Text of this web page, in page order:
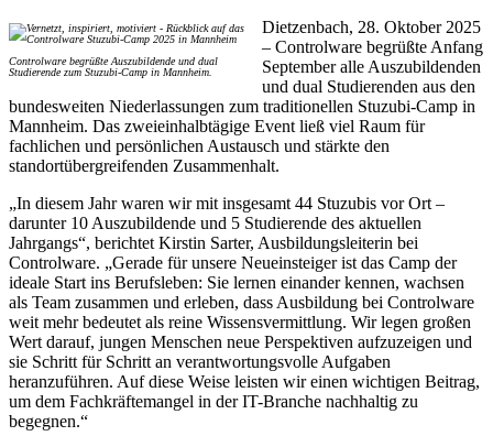
Controlware begrüßte Auszubildende und dual
Studierende zum Stuzubi-Camp in Mannheim.
Dietzenbach, 28. Oktober 2025
– Controlware begrüßte Anfang
September alle Auszubildenden
und dual Studierenden aus den
bundesweiten Niederlassungen zum traditionellen Stuzubi-Camp in
Mannheim. Das zweieinhalbtägige Event ließ viel Raum für
fachlichen und persönlichen Austausch und stärkte den
standortübergreifenden Zusammenhalt.
„In diesem Jahr waren wir mit insgesamt 44 Stuzubis vor Ort –
darunter 10 Auszubildende und 5 Studierende des aktuellen
Jahrgangs“, berichtet Kirstin Sarter, Ausbildungsleiterin bei
Controlware. „Gerade für unsere Neueinsteiger ist das Camp der
ideale Start ins Berufsleben: Sie lernen einander kennen, wachsen
als Team zusammen und erleben, dass Ausbildung bei Controlware
weit mehr bedeutet als reine Wissensvermittlung. Wir legen großen
Wert darauf, jungen Menschen neue Perspektiven aufzuzeigen und
sie Schritt für Schritt an verantwortungsvolle Aufgaben
heranzuführen. Auf diese Weise leisten wir einen wichtigen Beitrag,
um dem Fachkräftemangel in der IT-Branche nachhaltig zu
begegnen.“